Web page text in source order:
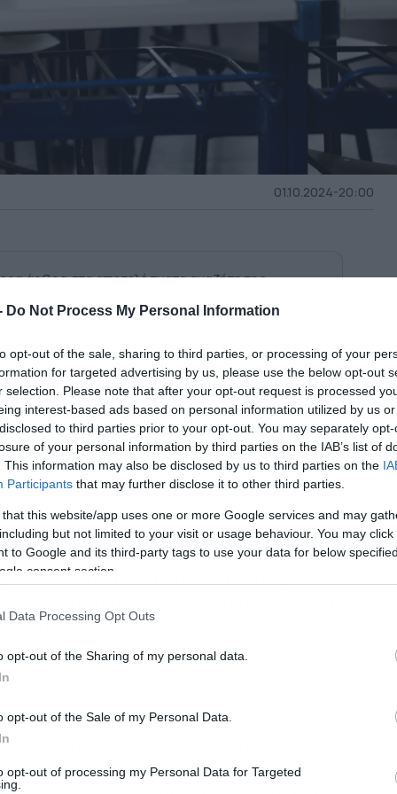
Do Not Process My Personal Information
opt-out of the sale, sharing to third parties, or processing of your
for targeted advertising by us, please use the below opt-out
selection. Please note that after your opt-out request is processed
interest-based ads based on personal information utilized by us
to third parties prior to your opt-out. You may separately
of your personal information by third parties on the IAB’s list of
This information may also be disclosed by us to third parties on the
Participants that may further disclose it to other third parties.
that this website/app uses one or more Google services and may
but not limited to your visit or usage behaviour. You may
to Google and its third-party tags to use your data for below
consent section.
Data Processing Opt Outs
opt-out of the Sharing of my personal data.
opt-out of the Sale of my Personal Data.
opt-out of processing my Personal Data for Targeted
01.10.2024-20:00
άρθρα στα αποτελέσματα αναζήτησης
του dokari.gr στην Google
μέτρα του ποινολόγιου γίνονται πιο
να επηρεάσει και τον αριθμό των
στο επικαιροποιημένο ΦΕΚ
τόσο το ποινολόγιο όσο και το
στις περιπτώσεις καταλήψεων σε
περίπτωση που η διεξαγωγή της
αδύνατη ή ιδιαιτέρως
από οποιοδήποτε φυσικό πρόσωπο
τριών και/ή εκπαιδευτικών στους
εφαρμόζεται η διαδικασία του
η λειτουργία της σχολικής
προκλήθηκε από μαθητές/
με απόφαση που λαμβάνεται σύμφωνα